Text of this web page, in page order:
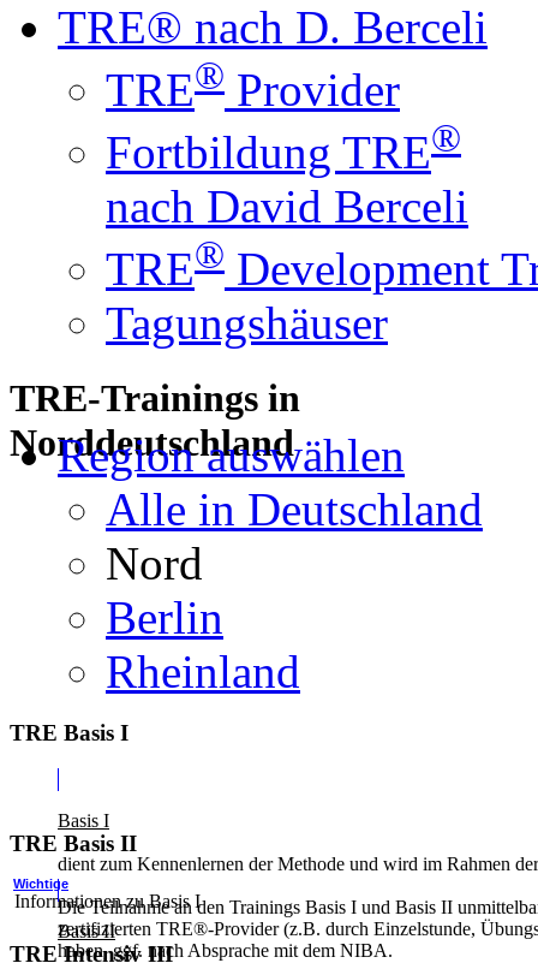
TRE® nach D. Berceli
TRE® Provider
Fortbildung TRE®
nach David Berceli
TRE® Development
Tagungshäuser
TRE-Trainings in
Norddeutschland
Region auswählen
Alle in Deutschland
Nord
Berlin
Rheinland
TRE Basis I
Basis I
dient zum Kennenlernen der Methode und wird im Rahmen
Die Teilnahme an den Trainings Basis I und Basis II
zertifizierten TRE®-Provider (z.B. durch Einzelstunde,
haben, ggf. nach Absprache mit dem NIBA.
Wichtige
Informationen zu Basis I
TRE Basis II
Basis II
TRE Intensiv III